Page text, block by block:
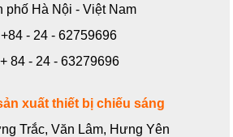
phố Hà Nội - Việt Nam
+84 - 24 - 62759696
+ 84 - 24 - 63279696
xuất thiết bị chiếu sáng
Trắc, Văn Lâm, Hưng Yên